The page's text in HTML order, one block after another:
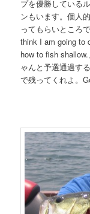
プを優勝している
ンもいます。個人
ってもらいところ
think I am going to
how to fish
ゃんと予選通過す
で残ってくれよ。